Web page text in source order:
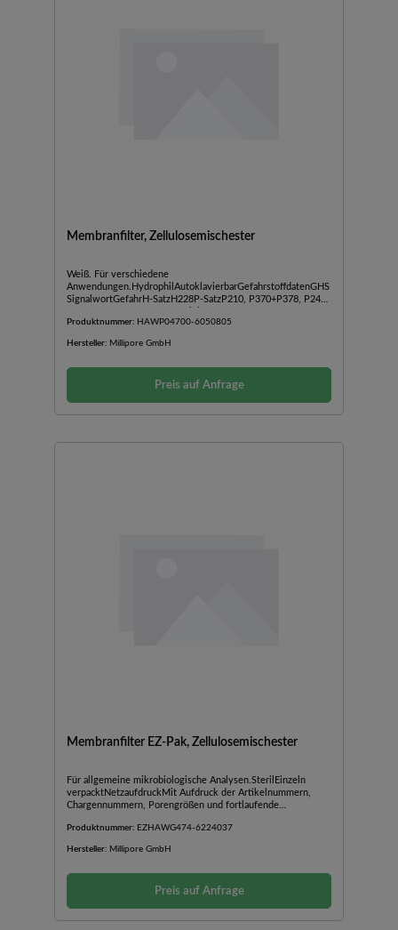
Membranfilter, Zellulosemischester
Weiß. Für verschiedene
Anwendungen.HydrophilAutoklavierbarGefahrstoffdatenGHS
SignalwortGefahrH-SatzH228P-SatzP210, P370+P378, P240,
Produktnummer: HAWP04700-6050805
Hersteller: Millipore GmbH
Preis auf Anfrage
Membranfilter EZ-Pak, Zellulosemischester
Für allgemeine mikrobiologische Analysen.SterilEinzeln
verpacktNetzaufdruckMit Aufdruck der Artikelnummern,
Chargennummern, Porengrößen und fortlaufende
Produktnummer: EZHAWG474-6224037
Hersteller: Millipore GmbH
Preis auf Anfrage